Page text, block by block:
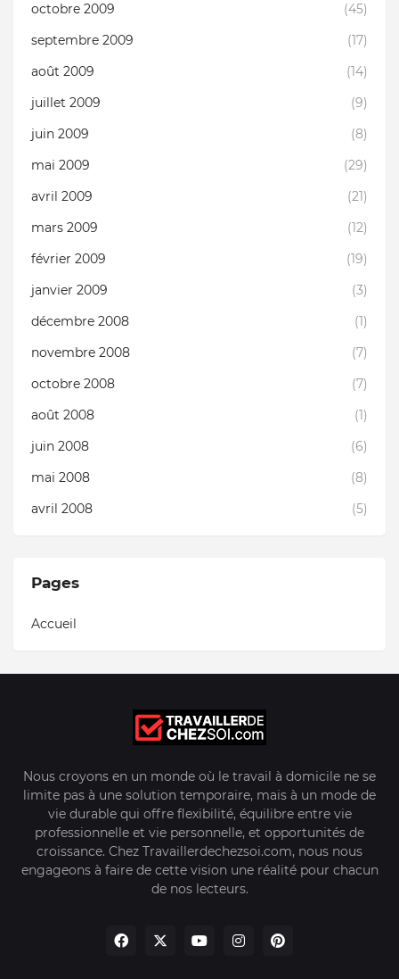
octobre 2009
(45)
septembre 2009
(17)
août 2009
(14)
juillet 2009
(9)
juin 2009
(8)
mai 2009
(29)
avril 2009
(21)
mars 2009
(12)
février 2009
(19)
janvier 2009
(3)
décembre 2008
(1)
novembre 2008
(7)
octobre 2008
(7)
août 2008
(1)
juin 2008
(6)
mai 2008
(8)
avril 2008
(5)
Pages
Accueil
Nous croyons en un monde où le travail à domicile ne se
limite pas à une solution temporaire, mais à un mode de
vie durable qui offre flexibilité, équilibre entre vie
professionnelle et vie personnelle, et opportunités de
croissance. Chez Travaillerdechezsoi.com, nous nous
engageons à faire de cette vision une réalité pour chacun
de nos lecteurs.